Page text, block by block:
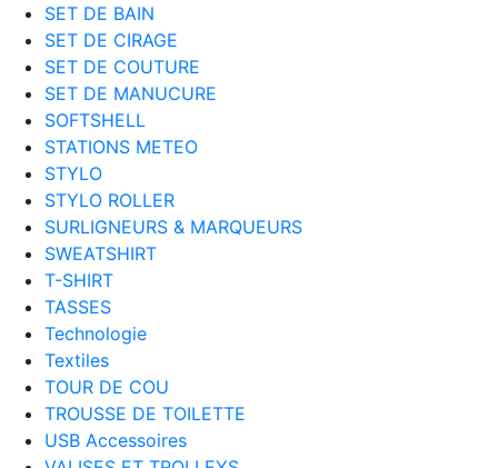
SET DE BAIN
SET DE CIRAGE
SET DE COUTURE
SET DE MANUCURE
SOFTSHELL
STATIONS METEO
STYLO
STYLO ROLLER
SURLIGNEURS & MARQUEURS
SWEATSHIRT
T-SHIRT
TASSES
Technologie
Textiles
TOUR DE COU
TROUSSE DE TOILETTE
USB Accessoires